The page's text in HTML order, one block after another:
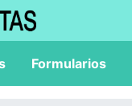
Formularios